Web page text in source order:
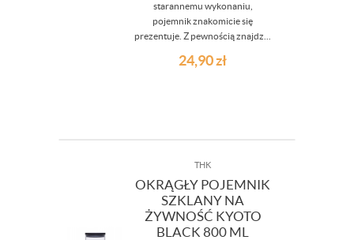
starannemu wykonaniu,
pojemnik znakomicie się
prezentuje. Z pewnością znajdz...
24,90zł
THK
OKRĄGŁY POJEMNIK
SZKLANY NA
ŻYWNOŚĆ KYOTO
BLACK 800 ML